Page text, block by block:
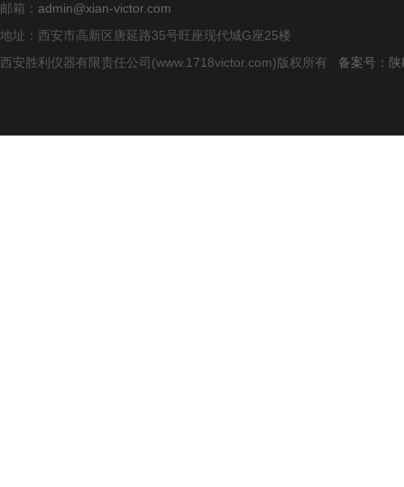
邮箱： admin@xian-victor.com
地址：西安市高新区唐延路35号旺座现代城G座25楼
西安胜利仪器有限责任公司(www.1718victor.com)版权所有 备案号：